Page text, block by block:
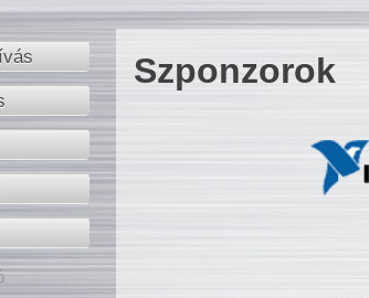
Szponzorok